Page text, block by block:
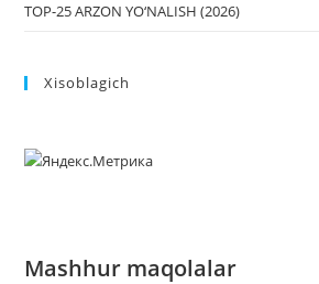
TOP-25 ARZON YO‘NALISH (2026)
Xisoblagich
Mashhur maqolalar